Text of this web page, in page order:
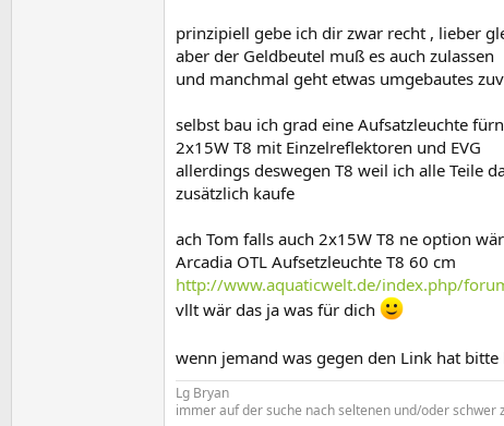
prinzipiell gebe ich dir zwar recht , lieber
aber der Geldbeutel muß es auch zulassen
und manchmal geht etwas umgebautes
selbst bau ich grad eine Aufsatzleuchte
2x15W T8 mit Einzelreflektoren und EVG
allerdings deswegen T8 weil ich alle Teile
zusätzlich kaufe
ach Tom falls auch 2x15W T8 ne option
Arcadia OTL Aufsetzleuchte T8 60 cm
http://www.aquaticwelt.de/index.php/
vllt wär das ja was für dich
wenn jemand was gegen den Link hat bitte
Lg Bryan
immer auf der suche nach seltenen und/oder schwer